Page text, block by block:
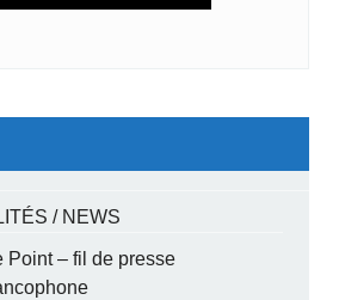
/ NEWS
Point – fil de presse